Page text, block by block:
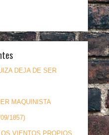
DEJA DE SER
MAQUINISTA
1857)
LOS VIENTOS PROPIOS